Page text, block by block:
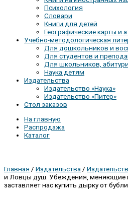
Психология
Словари
Книги для детей
Географические карты и
Учебно-методологическая
Для дошкольников и
Для студентов и
Для школьников,
Наука детям
Издательства
Издательство «Наука»
Издательство «Питер»
Стол заказов
На главную
Распродажа
Каталог
Главная / Издательства /
и Ловцы душ. Убеждения, меняющие
заставляет нас купить дырку от